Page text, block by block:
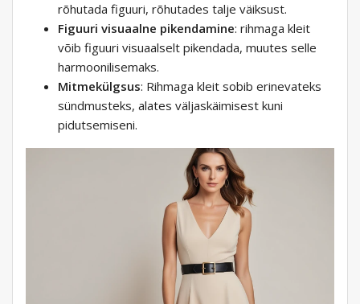
rõhutada figuuri, rõhutades talje väiksust.
Figuuri visuaalne pikendamine: rihmaga kleit
võib figuuri visuaalselt pikendada, muutes selle
harmoonilisemaks.
Mitmekülgsus: Rihmaga kleit sobib erinevateks
sündmusteks, alates väljaskäimisest kuni
pidutsemiseni.